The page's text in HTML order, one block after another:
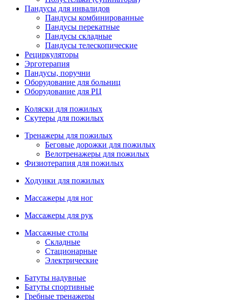
Пандусы для инвалидов
Пандусы комбинированные
Пандусы перекатные
Пандусы складные
Пандусы телескопические
Рециркуляторы
Эрготерапия
Пандусы, поручни
Оборудование для больниц
Оборудование для РЦ
Коляски для пожилых
Скутеры для пожилых
Тренажеры для пожилых
Беговые дорожки для пожилых
Велотренажеры для пожилых
Физиотерапия для пожилых
Ходунки для пожилых
Массажеры для ног
Массажеры для рук
Массажные столы
Складные
Стационарные
Электрические
Батуты надувные
Батуты спортивные
Гребные тренажеры